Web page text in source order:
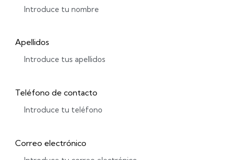
Apellidos
Teléfono de contacto
Correo electrónico